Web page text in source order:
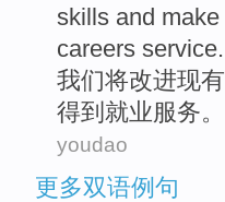
skills and make
careers service.
我们将改进现有
得到 就业服务。
youdao
更多双语例句